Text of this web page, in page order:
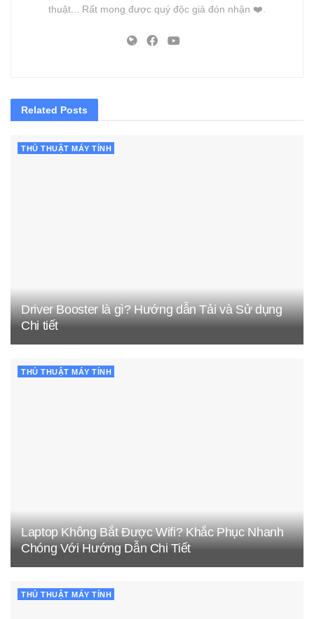
thuật... Rất mong được quý độc giả đón nhận ❤️.
Related Posts
THỦ THUẬT MÁY TÍNH
Driver Booster là gì? Hướng dẫn Tải và Sử dụng
Chi tiết
THỦ THUẬT MÁY TÍNH
Laptop Không Bắt Được Wifi? Khắc Phục Nhanh
Chóng Với Hướng Dẫn Chi Tiết
THỦ THUẬT MÁY TÍNH